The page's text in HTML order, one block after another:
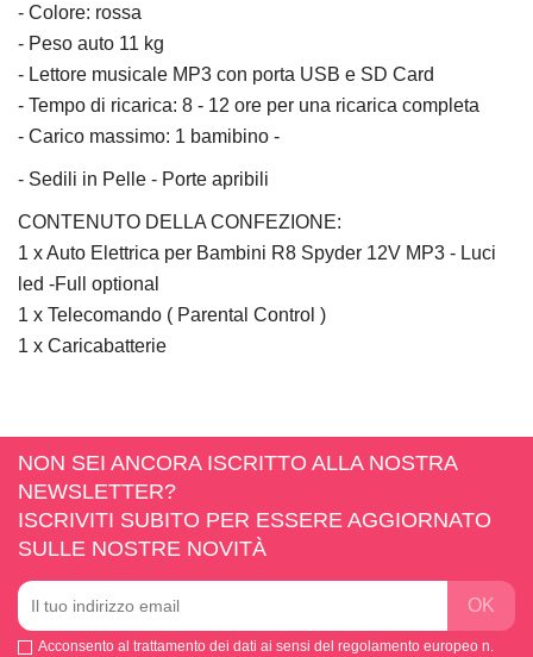
- Colore: rossa
- Peso auto 11 kg
- Lettore musicale MP3 con porta USB e SD Card
- Tempo di ricarica: 8 - 12 ore per una ricarica completa
- Carico massimo: 1 bamibino -
- Sedili in Pelle - Porte apribili
CONTENUTO DELLA CONFEZIONE:
1 x Auto Elettrica per Bambini R8 Spyder 12V MP3 - Luci
led -Full optional
1 x Telecomando ( Parental Control )
1 x Caricabatterie
NON SEI ANCORA ISCRITTO ALLA NOSTRA
NEWSLETTER?
ISCRIVITI SUBITO PER ESSERE AGGIORNATO
SULLE NOSTRE NOVITÀ
Acconsento al trattamento dei dati ai sensi del regolamento europeo n.